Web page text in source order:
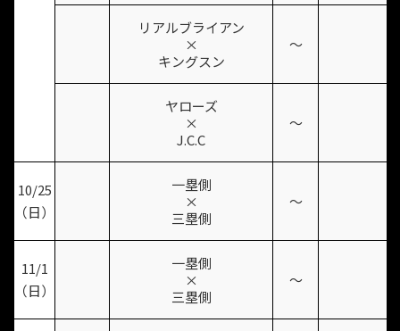
リアルブライアン
×
キングスン
〜
ヤローズ
×
J.C.C
〜
10/25
（日）
一塁側
×
三塁側
〜
11/1
（日）
一塁側
×
三塁側
〜